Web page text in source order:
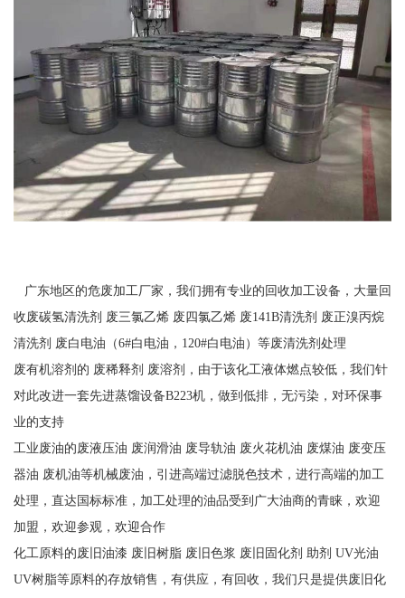
广东地区的危废加工厂家，我们拥有专业的回收加工设备，大量回
收废碳氢清洗剂 废三氯乙烯 废四氯乙烯 废141B清洗剂 废正溴丙烷
清洗剂 废白电油（6#白电油，120#白电油）等废清洗剂处理
废有机溶剂的 废稀释剂 废溶剂，由于该化工液体燃点较低，我们针
对此改进一套先进蒸馏设备B223机，做到低排，无污染，对环保事
业的支持
工业废油的废液压油 废润滑油 废导轨油 废火花机油 废煤油 废变压
器油 废机油等机械废油，引进高端过滤脱色技术，进行高端的加工
处理，直达国标标准，加工处理的油品受到广大油商的青睐，欢迎
加盟，欢迎参观，欢迎合作
化工原料的废旧油漆 废旧树脂 废旧色浆 废旧固化剂 助剂 UV光油
UV树脂等原料的存放销售，有供应，有回收，我们只是提供废旧化